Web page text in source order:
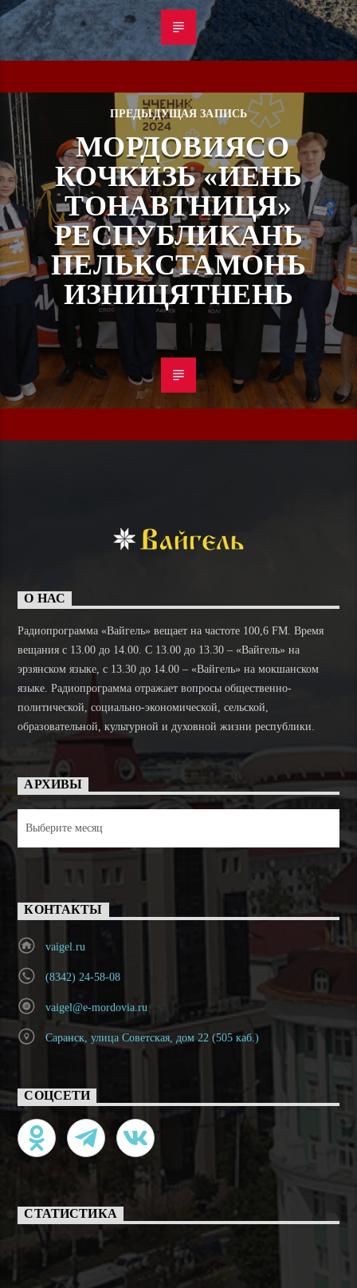
ПРЕДЫДУЩАЯ ЗАПИСЬ
МОРДОВИЯСО
КОЧКИЗЬ «ИЕНЬ
ТОНАВТНИЦЯ»
РЕСПУБЛИКАНЬ
ПЕЛЬКСТАМОНЬ
ИЗНИЦЯТНЕНЬ
О НАС
Радиопрограмма «Вайгель» вещает на частоте 100,6 FM. Время
вещания с 13.00 до 14.00. C 13.00 до 13.30 – «Вайгель» на
эрзянском языке, с 13.30 до 14.00 – «Вайгель» на мокшанском
языке. Радиопрограмма отражает вопросы общественно-
политической, социально-экономической, сельской,
образовательной, культурной и духовной жизни республики.
АРХИВЫ
КОНТАКТЫ
vaigel.ru
(8342) 24-58-08
vaigel@e-mordovia.ru
Саранск, улица Советская, дом 22 (505 каб.)
СОЦСЕТИ
СТАТИСТИКА